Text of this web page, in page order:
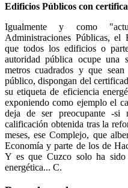
Edificios Públicos con
Igualmente y como
Administraciones Públicas, el
que todos los edificios o
autoridad pública ocupe una
metros cuadrados y que
público, dispongan del
su etiqueta de eficiencia
exponiendo como ejemplo el
deja de ser preocupante -si
calificación obtenida tras la
meses, ese Complejo, que
Economía y parte de los de
Y es que Cuzco solo ha sido
energética... C.